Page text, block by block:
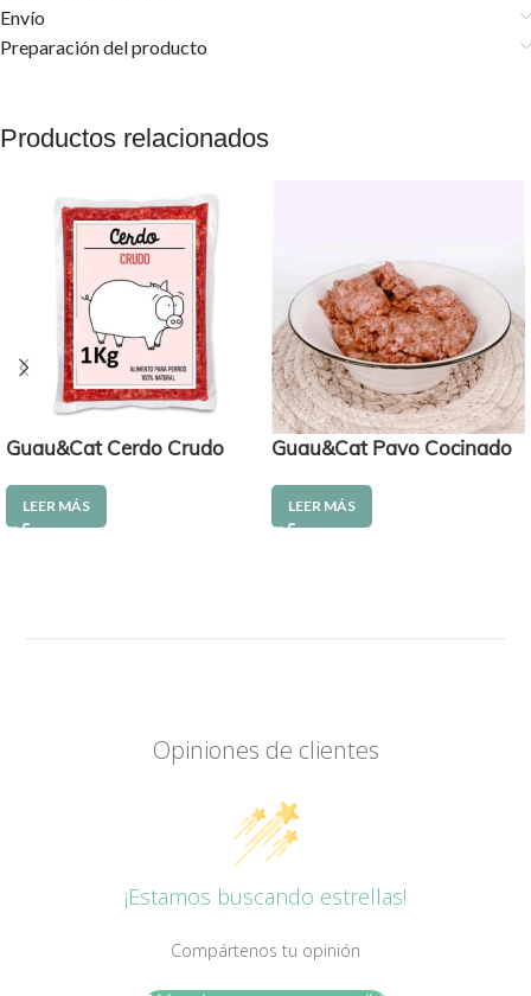
Envío
Preparación del producto
Productos relacionados
Guau&Cat Cerdo Crudo
LEER MÁS
Guau&Cat Pavo Cocinado
LEER MÁS
Opiniones de clientes
¡Estamos buscando estrellas!
Compártenos tu opinión